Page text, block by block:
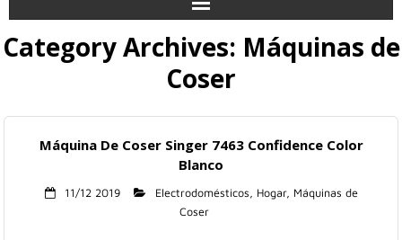
Inicio
Category Archives: Máquinas de
Coser
Máquina De Coser Singer 7463 Confidence Color
Blanco
11/12 2019 Electrodomésticos, Hogar, Máquinas de
Coser